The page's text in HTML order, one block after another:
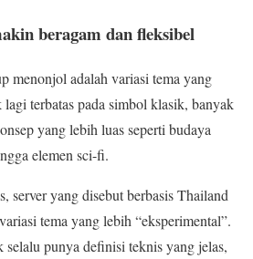
beragam dan fleksibel
menonjol adalah variasi tema yang
terbatas pada simbol klasik, banyak
yang lebih luas seperti budaya
elemen sci-fi.
server yang disebut berbasis Thailand
tema yang lebih “eksperimental”.
punya definisi teknis yang jelas,